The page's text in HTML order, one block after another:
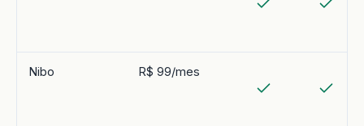
Nibo R$ 99/mes